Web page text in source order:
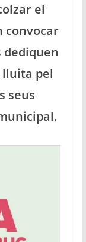
el
convocar
dediquen
pel
seus